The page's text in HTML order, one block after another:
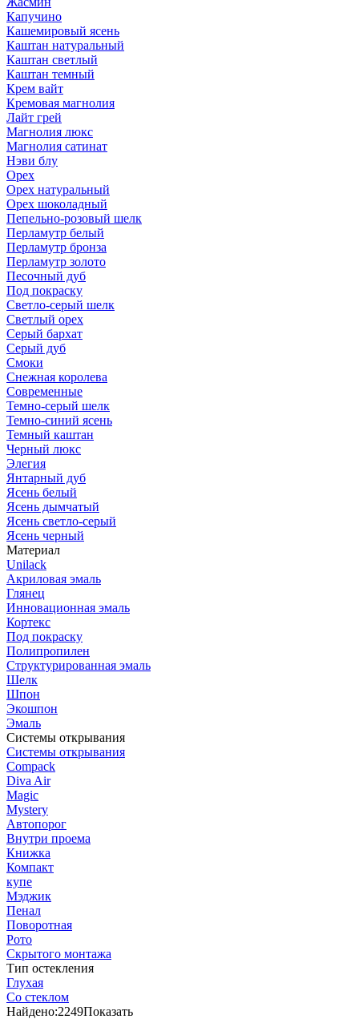
Капучино
Кашемировый ясень
Каштан натуральный
Каштан светлый
Каштан темный
Крем вайт
Кремовая магнолия
Лайт грей
Магнолия люкс
Магнолия сатинат
Нэви блу
Орех
Орех натуральный
Орех шоколадный
Пепельно-розовый шелк
Перламутр белый
Перламутр бронза
Перламутр золото
Песочный дуб
Под покраску
Светло-серый шелк
Светлый орех
Серый бархат
Серый дуб
Смоки
Снежная королева
Современные
Темно-серый шелк
Темно-синий ясень
Темный каштан
Черный люкс
Элегия
Янтарный дуб
Ясень белый
Ясень дымчатый
Ясень светло-серый
Ясень черный
Материал
Unilack
Акриловая эмаль
Глянец
Инновационная эмаль
Кортекс
Под покраску
Полипропилен
Структурированная эмаль
Шелк
Шпон
Экошпон
Эмаль
Системы открывания
Системы открывания
Compack
Diva Air
Magic
Mystery
Автопорог
Внутри проема
Книжка
Компакт
купе
Мэджик
Пенал
Поворотная
Рото
Скрытого монтажа
Тип остекления
Глухая
Со стеклом
Найдено:2249Показать